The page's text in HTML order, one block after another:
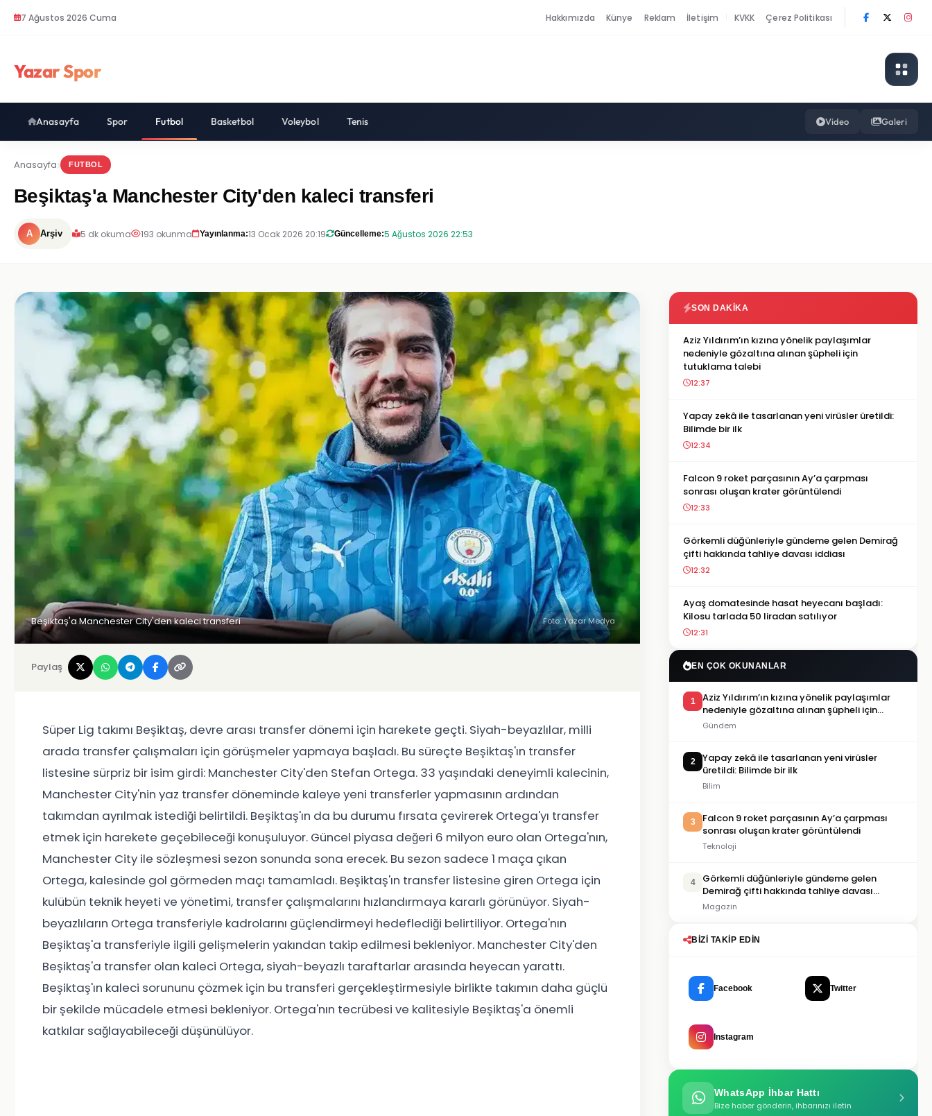
7 Ağustos 2026 Cuma Hakkımızda Künye Reklam İletişim KVKK Çerez Politikası
Yazar Spor
Anasayfa Spor Futbol Basketbol Voleybol Tenis Video Galeri
Anasayfa FUTBOL
Beşiktaş'a Manchester City'den kaleci transferi
A Arşiv 5 dk okuma 193 okunma Yayınlanma:13 Ocak 2026 20:19 Güncelleme:5 Ağustos 2026 22:53
Beşiktaş'a Manchester City'den kaleci transferi Foto: Yazar Medya
Paylaş
Süper Lig takımı Beşiktaş, devre arası transfer dönemi için harekete geçti. Siyah-beyazlılar, milli
arada transfer çalışmaları için görüşmeler yapmaya başladı. Bu süreçte Beşiktaş'ın transfer
listesine sürpriz bir isim girdi: Manchester City'den Stefan Ortega. 33 yaşındaki deneyimli kalecinin,
Manchester City'nin yaz transfer döneminde kaleye yeni transferler yapmasının ardından
takımdan ayrılmak istediği belirtildi. Beşiktaş'ın da bu durumu fırsata çevirerek Ortega'yı transfer
etmek için harekete geçebileceği konuşuluyor. Güncel piyasa değeri 6 milyon euro olan Ortega'nın,
Manchester City ile sözleşmesi sezon sonunda sona erecek. Bu sezon sadece 1 maça çıkan
Ortega, kalesinde gol görmeden maçı tamamladı. Beşiktaş'ın transfer listesine giren Ortega için
kulübün teknik heyeti ve yönetimi, transfer çalışmalarını hızlandırmaya kararlı görünüyor. Siyah-
beyazlıların Ortega transferiyle kadrolarını güçlendirmeyi hedeflediği belirtiliyor. Ortega'nın
Beşiktaş'a transferiyle ilgili gelişmelerin yakından takip edilmesi bekleniyor. Manchester City'den
Beşiktaş'a transfer olan kaleci Ortega, siyah-beyazlı taraftarlar arasında heyecan yarattı.
Beşiktaş'ın kaleci sorununu çözmek için bu transferi gerçekleştirmesiyle birlikte takımın daha güçlü
bir şekilde mücadele etmesi bekleniyor. Ortega'nın tecrübesi ve kalitesiyle Beşiktaş'a önemli
katkılar sağlayabileceği düşünülüyor.
SON DAKIKA
Aziz Yıldırım’ın kızına yönelik paylaşımlar
nedeniyle gözaltına alınan şüpheli için
tutuklama talebi
12:37
Yapay zekâ ile tasarlanan yeni virüsler üretildi:
Bilimde bir ilk
12:34
Falcon 9 roket parçasının Ay’a çarpması
sonrası oluşan krater görüntülendi
12:33
Görkemli düğünleriyle gündeme gelen Demirağ
çifti hakkında tahliye davası iddiası
12:32
Ayaş domatesinde hasat heyecanı başladı:
Kilosu tarlada 50 liradan satılıyor
12:31
EN ÇOK OKUNANLAR
1
Aziz Yıldırım’ın kızına yönelik paylaşımlar
nedeniyle gözaltına alınan şüpheli için
tutuklama talebi
Gündem
2
Yapay zekâ ile tasarlanan yeni virüsler
üretildi: Bilimde bir ilk
Bilim
3
Falcon 9 roket parçasının Ay’a çarpması
sonrası oluşan krater görüntülendi
Teknoloji
4
Görkemli düğünleriyle gündeme gelen
Demirağ çifti hakkında tahliye davası
iddiası
Magazin
BIZI TAKIP EDIN
Facebook Twitter
Instagram
WhatsApp İhbar Hattı
Bize haber gönderin, ihbarınızı iletin